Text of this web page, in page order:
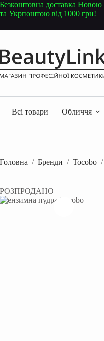
Перейти
до
Безкоштовна доставка
та Укрпоштою від 1000 грн!
Всі товари Обличчя
Головна / Бренди / Tocobo /
РОЗПРОДАНО